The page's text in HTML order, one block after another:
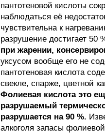
пантотеновой кислоты
наблюдаться её
чувствительна к
разрушение достигает 50
при жарении,
уксусом вообще его не
пантотеновая кислота
свекле, спарже, цветной
Фолиевая кислота это
разрушаемый
разрушается на 90 %.
алкоголя запасы